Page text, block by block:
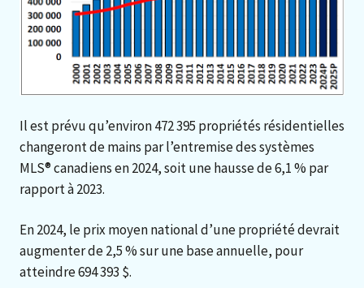
Il est prévu qu’environ 472 395 propriétés résidentielles
changeront de mains par l’entremise des systèmes
MLS® canadiens en 2024, soit une hausse de 6,1 % par
rapport à 2023.
En 2024, le prix moyen national d’une propriété devrait
augmenter de 2,5 % sur une base annuelle, pour
atteindre 694 393 $.